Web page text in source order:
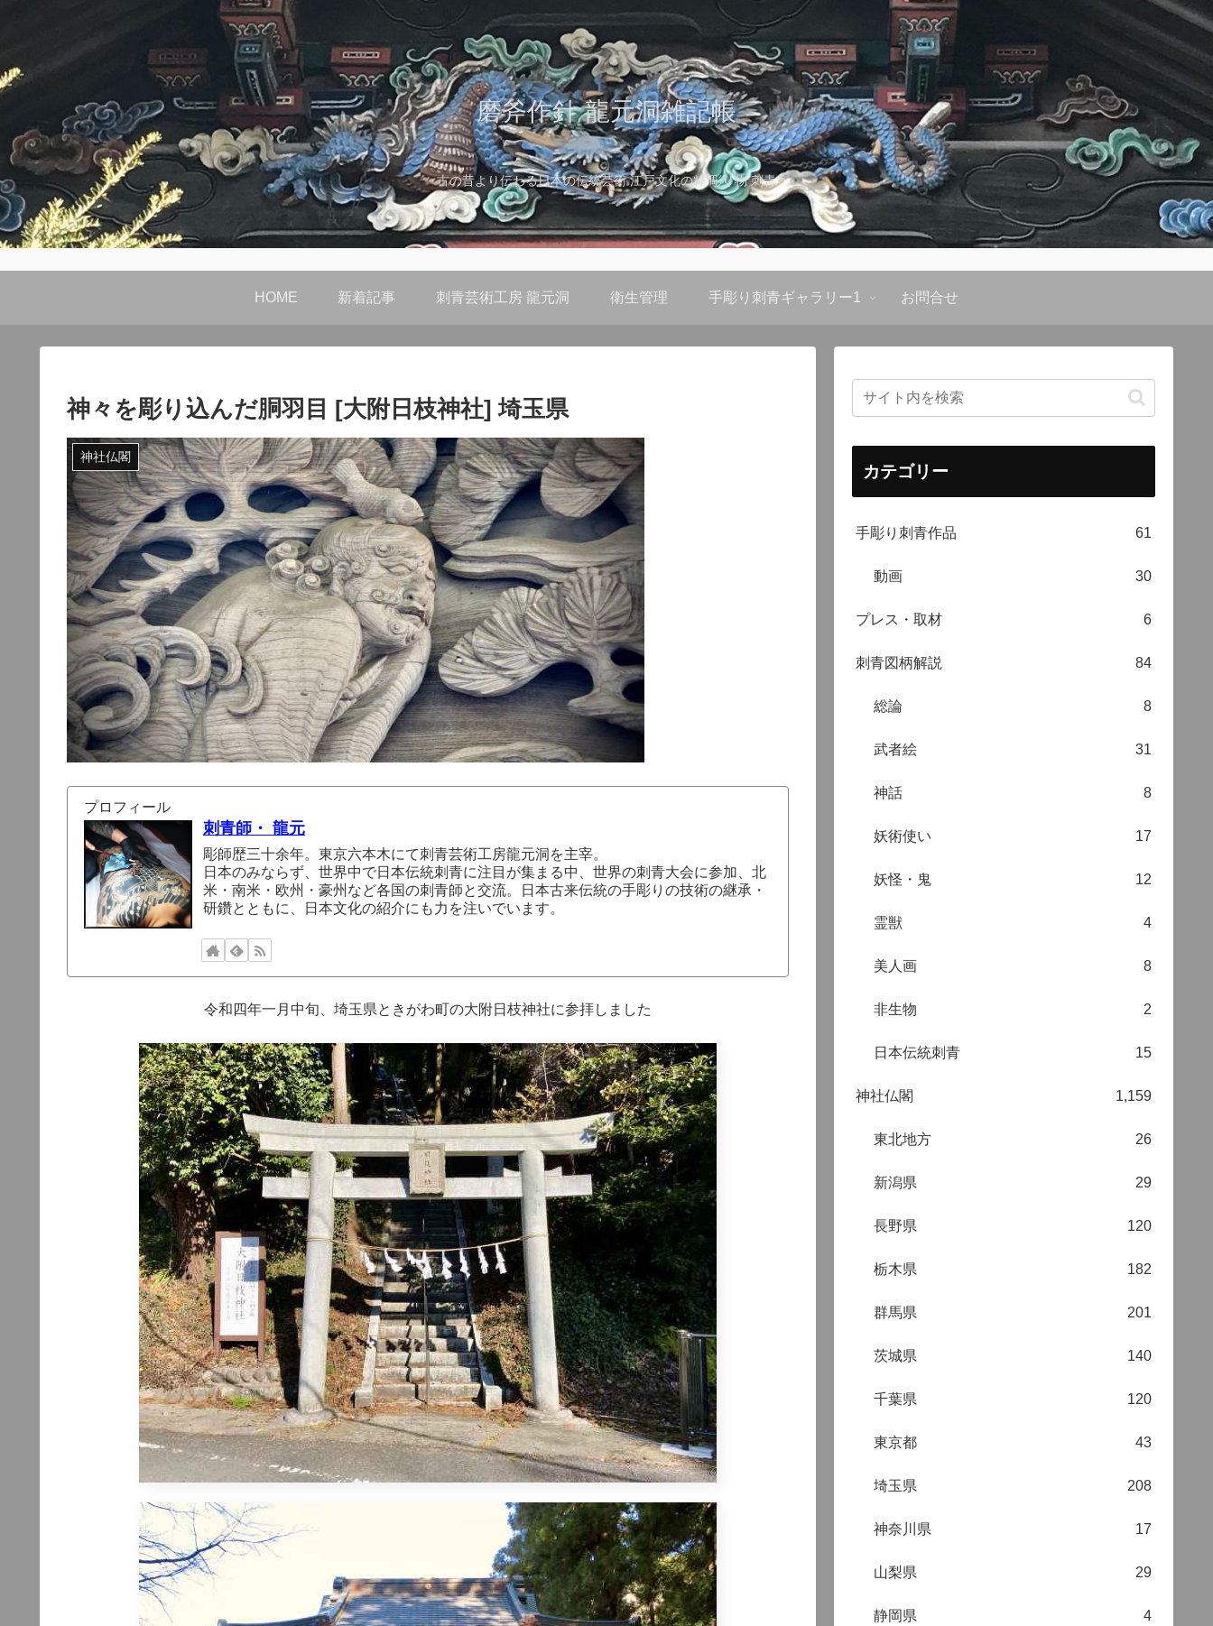
磨斧作針 龍元洞雑記帳
古の昔より伝わる日本の伝統芸術 江戸文化の粋 彫り物 刺青
HOME 新着記事 刺青芸術工房 龍元洞 衛生管理 手彫り刺青ギャラリー1 お問合せ
神々を彫り込んだ胴羽目 [大附日枝神社] 埼玉県
神社仏閣
プロフィール
刺青師・ 龍元
彫師歴三十余年。東京六本木にて刺青芸術工房龍元洞を主宰。
日本のみならず、世界中で日本伝統刺青に注目が集まる中、世界の刺青大会に参加、北
米・南米・欧州・豪州など各国の刺青師と交流。日本古来伝統の手彫りの技術の継承・
研鑽とともに、日本文化の紹介にも力を注いでいます。
令和四年一月中旬、埼玉県ときがわ町の大附日枝神社に参拝しました
カテゴリー
手彫り刺青作品 61
動画 30
プレス・取材 6
刺青図柄解説 84
総論 8
武者絵 31
神話 8
妖術使い 17
妖怪・鬼 12
霊獣 4
美人画 8
非生物 2
日本伝統刺青 15
神社仏閣 1,159
東北地方 26
新潟県 29
長野県 120
栃木県 182
群馬県 201
茨城県 140
千葉県 120
東京都 43
埼玉県 208
神奈川県 17
山梨県 29
静岡県 4